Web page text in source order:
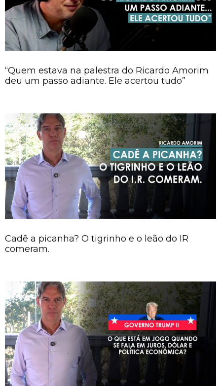
“Quem estava na palestra do Ricardo Amorim
deu um passo adiante. Ele acertou tudo”
Cadê a picanha? O tigrinho e o leão do IR
comeram.